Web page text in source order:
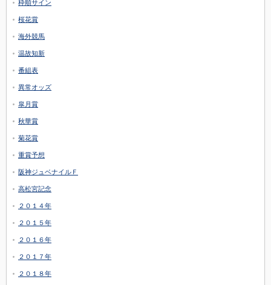
枠順サイン
桜花賞
海外競馬
温故知新
番組表
異常オッズ
皐月賞
秋華賞
菊花賞
重賞予想
阪神ジュベナイルＦ
高松宮記念
２０１４年
２０１５年
２０１６年
２０１７年
２０１８年